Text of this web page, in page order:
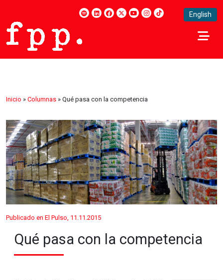
English
Inicio » Columnas » Qué pasa con la competencia
Publicado en El Pulso, 11.11.2015
Qué pasa con la competencia